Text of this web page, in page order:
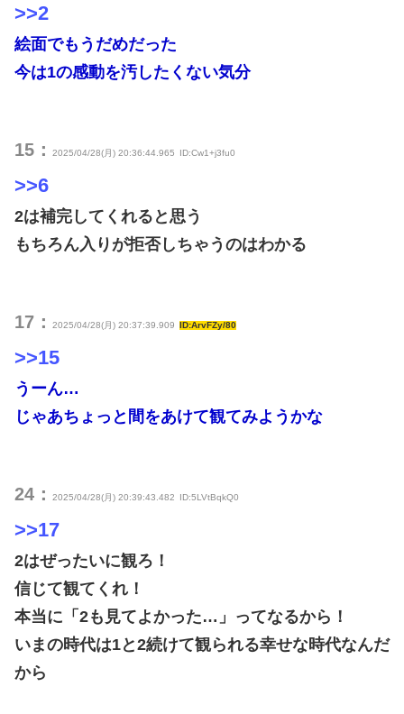
>>2
絵面でもうだめだった
今は1の感動を汚したくない気分
15： 2025/04/28(月) 20:36:44.965 ID:Cw1+j3fu0
>>6
2は補完してくれると思う
もちろん入りが拒否しちゃうのはわかる
17： 2025/04/28(月) 20:37:39.909 ID:ArvFZy/80
>>15
うーん…
じゃあちょっと間をあけて観てみようかな
24： 2025/04/28(月) 20:39:43.482 ID:5LVtBqkQ0
>>17
2はぜったいに観ろ！
信じて観てくれ！
本当に「2も見てよかった…」ってなるから！
いまの時代は1と2続けて観られる幸せな時代なんだ
から